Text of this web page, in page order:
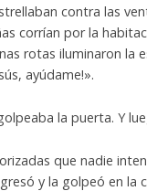
contra las
corrían por la
rotas iluminaron la
ayúdame!».
la puerta. Y
que nadie
y la golpeó en la